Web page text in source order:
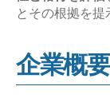
とその根拠を提
企業概要